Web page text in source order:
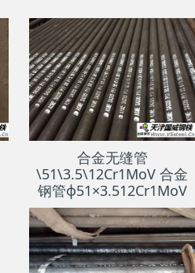
合金无缝管
\51\3.5\12Cr1MoV 合金
钢管ф51×3.512Cr1MoV